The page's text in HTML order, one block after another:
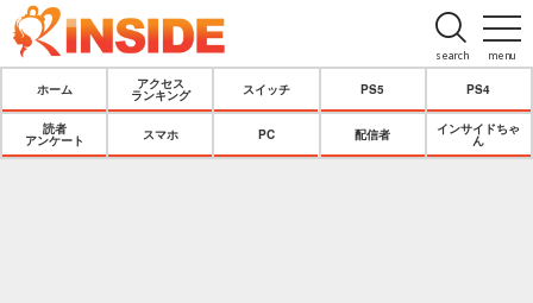
menu
search
ホーム
アクセス
ランキング
スイッチ PS5 PS4
読者
アンケート
スマホ PC 配信者
インサイドちゃ
ん